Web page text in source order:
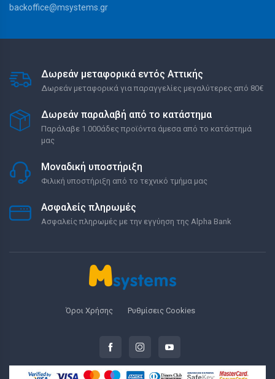
backoffice@msystems.gr
Δωρεάν μεταφορικά εντός Αττικής
Δωρεάν μεταφορικά για παραγγελίες μεγαλύτερες από 80€
Δωρεάν παραλαβή από το κατάστημα
Παράλαβε 1.000άδες προϊόντα άμεσα από το κατάστημά
μας
Μοναδική υποστήριξη
Φιλική υποστήριξη από το τεχνικό τμήμα μας
Ασφαλείς πληρωμές
Ασφαλείς πληρωμές με την εγγύηση της Alpha Bank
Όροι Χρήσης Ρυθμίσεις Cookies